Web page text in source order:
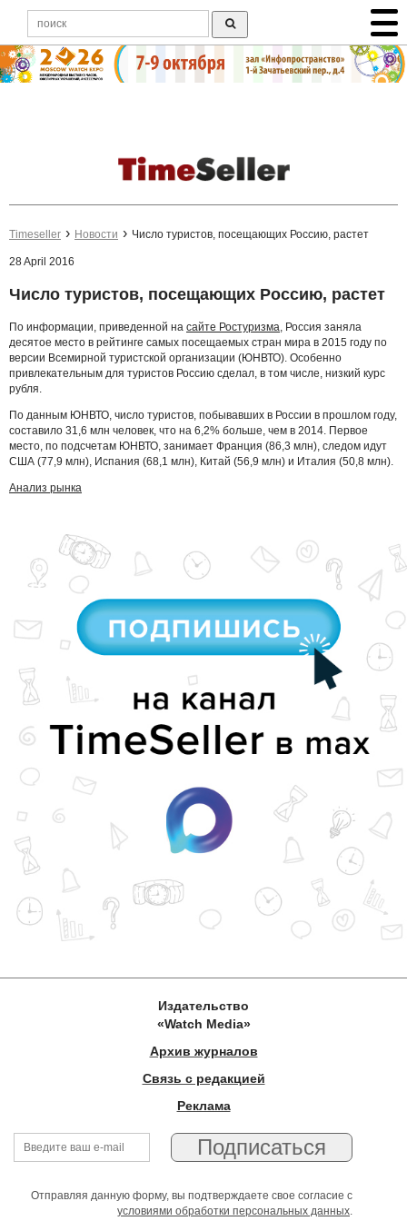
Timeseller Новости Число туристов, посещающих Россию, растет
28 April 2016
Число туристов, посещающих Россию, растет
По информации, приведенной на сайте Ростуризма, Россия заняла
десятое место в рейтинге самых посещаемых стран мира в 2015 году по
версии Всемирной туристской организации (ЮНВТО). Особенно
привлекательным для туристов Россию сделал, в том числе, низкий курс
рубля.
По данным ЮНВТО, число туристов, побывавших в России в прошлом году,
составило 31,6 млн человек, что на 6,2% больше, чем в 2014. Первое
место, по подсчетам ЮНВТО, занимает Франция (86,3 млн), следом идут
США (77,9 млн), Испания (68,1 млн), Китай (56,9 млн) и Италия (50,8 млн).
Анализ рынка
Издательство
«Watch Media»
Архив журналов
Связь с редакцией
Реклама
Отправляя данную форму, вы подтверждаете свое согласие с
условиями обработки персональных данных.